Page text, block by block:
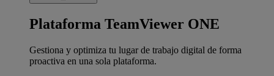
Plataforma TeamViewer ONE
Gestiona y optimiza tu lugar de trabajo digital de forma
proactiva en una sola plataforma.